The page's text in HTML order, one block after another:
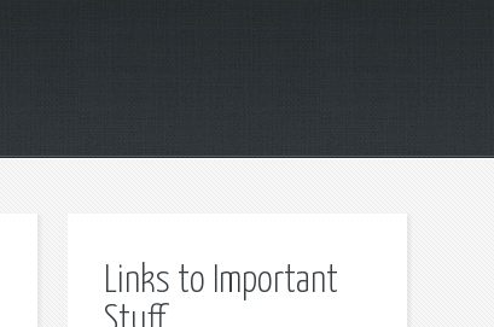
Links to Important